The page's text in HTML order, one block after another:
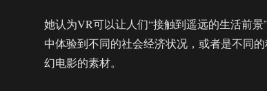
她认为VR可以让人们“接触到遥远的生活前
中体验到不同的社会经济状况，或者是不同
幻电影的素材。